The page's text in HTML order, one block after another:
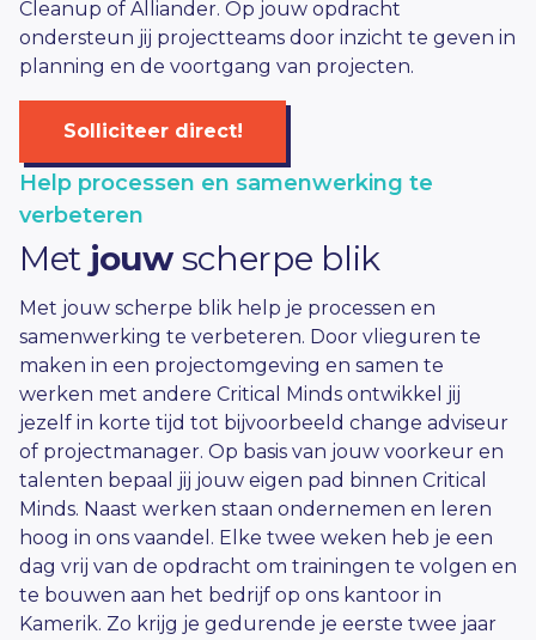
Cleanup of Alliander. Op jouw opdracht
ondersteun jij projectteams door inzicht te geven in
planning en de voortgang van projecten.
Solliciteer direct!
Help processen en samenwerking te
verbeteren
Met jouwscherpe blik
Met jouw scherpe blik help je processen en
samenwerking te verbeteren. Door vlieguren te
maken in een projectomgeving en samen te
werken met andere Critical Minds ontwikkel jij
jezelf in korte tijd tot bijvoorbeeld change adviseur
of projectmanager. Op basis van jouw voorkeur en
talenten bepaal jij jouw eigen pad binnen Critical
Minds. Naast werken staan ondernemen en leren
hoog in ons vaandel. Elke twee weken heb je een
dag vrij van de opdracht om trainingen te volgen en
te bouwen aan het bedrijf op ons kantoor in
Kamerik. Zo krijg je gedurende je eerste twee jaar